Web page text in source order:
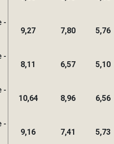
-
9,27 7,80 5,76
-
8,11 6,57 5,10
-
10,64 8,96 6,56
-
9,16 7,41 5,73